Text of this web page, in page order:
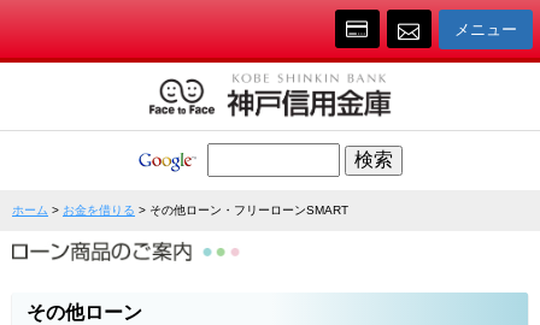
メニュー
各
キ
ホーム > お金を借りる > その他ローン・フリーローンSMART
その他ローン